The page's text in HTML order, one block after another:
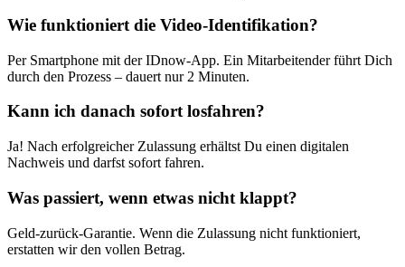
Wie funktioniert die Video-Identifikation?
Per Smartphone mit der IDnow-App. Ein Mitarbeitender führt Dich
durch den Prozess – dauert nur 2 Minuten.
Kann ich danach sofort losfahren?
Ja! Nach erfolgreicher Zulassung erhältst Du einen digitalen
Nachweis und darfst sofort fahren.
Was passiert, wenn etwas nicht klappt?
Geld-zurück-Garantie. Wenn die Zulassung nicht funktioniert,
erstatten wir den vollen Betrag.